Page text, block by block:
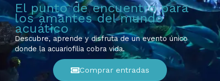
El punto de encuentro para
los amantes del mundo
acuático
Descubre, aprende y disfruta de un evento único
donde la acuariofilia cobra vida.
Comprar entradas